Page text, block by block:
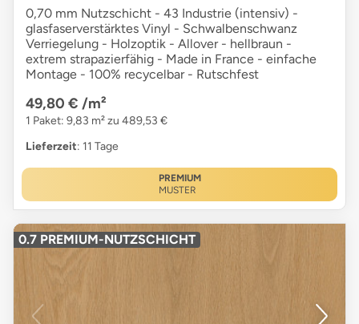
0,70 mm Nutzschicht - 43 Industrie (intensiv) -
glasfaserverstärktes Vinyl - Schwalbenschwanz
Verriegelung - Holzoptik - Allover - hellbraun -
extrem strapazierfähig - Made in France - einfache
Montage - 100% recycelbar - Rutschfest
49,80 € /m²
1 Paket: 9,83 m² zu 489,53 €
Lieferzeit: 11 Tage
PREMIUM
MUSTER
0.7 PREMIUM-NUTZSCHICHT